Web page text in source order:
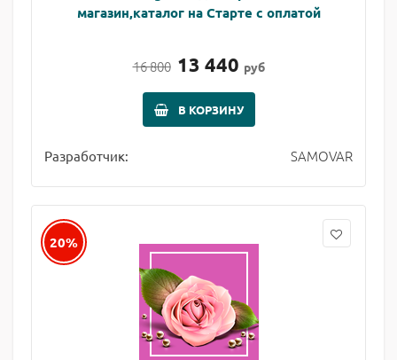
магазин,каталог на Старте с оплатой
16 800 13 440 руб
В КОРЗИНУ
Разработчик: SAMOVAR
20%